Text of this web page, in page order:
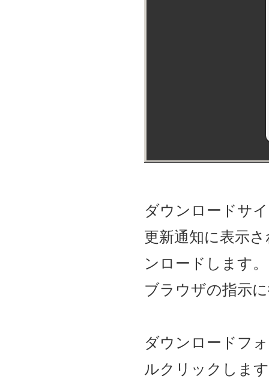
ダウンロードサ
更新通知に表示
ンロードします。
ブラウザの指示
ダウンロードフ
ルクリックしま